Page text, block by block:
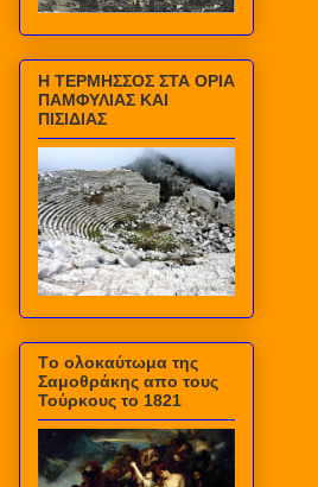
Η ΤΕΡΜΗΣΣΟΣ ΣΤΑ ΟΡΙΑ
ΠΑΜΦΥΛΙΑΣ ΚΑΙ
ΠΙΣΙΔΙΑΣ
Τo ολοκαύτωμα της
Σαμοθράκης απο τους
Τούρκους το 1821